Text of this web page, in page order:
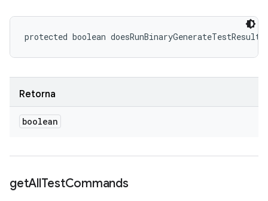
protected boolean
Retorna
boolean
getAllTestCommands